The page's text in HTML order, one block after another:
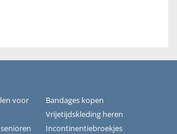
voor
Bandages kopen
Vrijetijdskleding heren
Incontinentiebroekjes